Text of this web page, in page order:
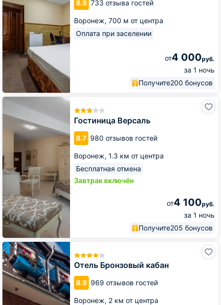
8.9 733 отзыва гостей
Воронеж, 700 м от центра
Оплата при заселении
от4 000руб.
за 1 ночь
Получите200 бонусов
Гостиница Версаль
8.7 980 отзывов гостей
Воронеж, 1.3 км от центра
Бесплатная отмена
Завтрак включён
от4 100руб.
за 1 ночь
Получите205 бонусов
Гостиница
Отель Бронзовый кабан
8.9 969 отзывов гостей
Воронеж, 2 км от центра
Отель
Бронзовый
кабан